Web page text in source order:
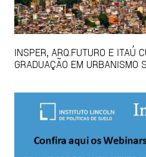
INSPER, ARQ.FUTURO E ITAÚ
GRADUAÇÃO EM URBANISMO